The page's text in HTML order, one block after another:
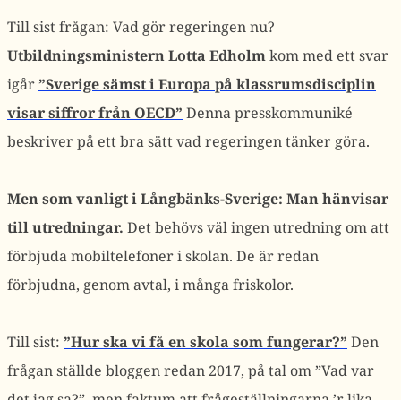
Till sist frågan: Vad gör regeringen nu?
Utbildningsministern Lotta Edholmkom med ett svar
igår ”Sverige sämst i Europa på klassrumsdisciplin
visar siffror från OECD” Denna presskommuniké
beskriver på ett bra sätt vad regeringen tänker göra.
Men som vanligt i Långbänks-Sverige: Man hänvisar
till utredningar. Det behövs väl ingen utredning om att
förbjuda mobiltelefoner i skolan. De är redan
förbjudna, genom avtal, i många friskolor.
Till sist: ”Hur ska vi få en skola som fungerar?” Den
frågan ställde bloggen redan 2017, på tal om ”Vad var